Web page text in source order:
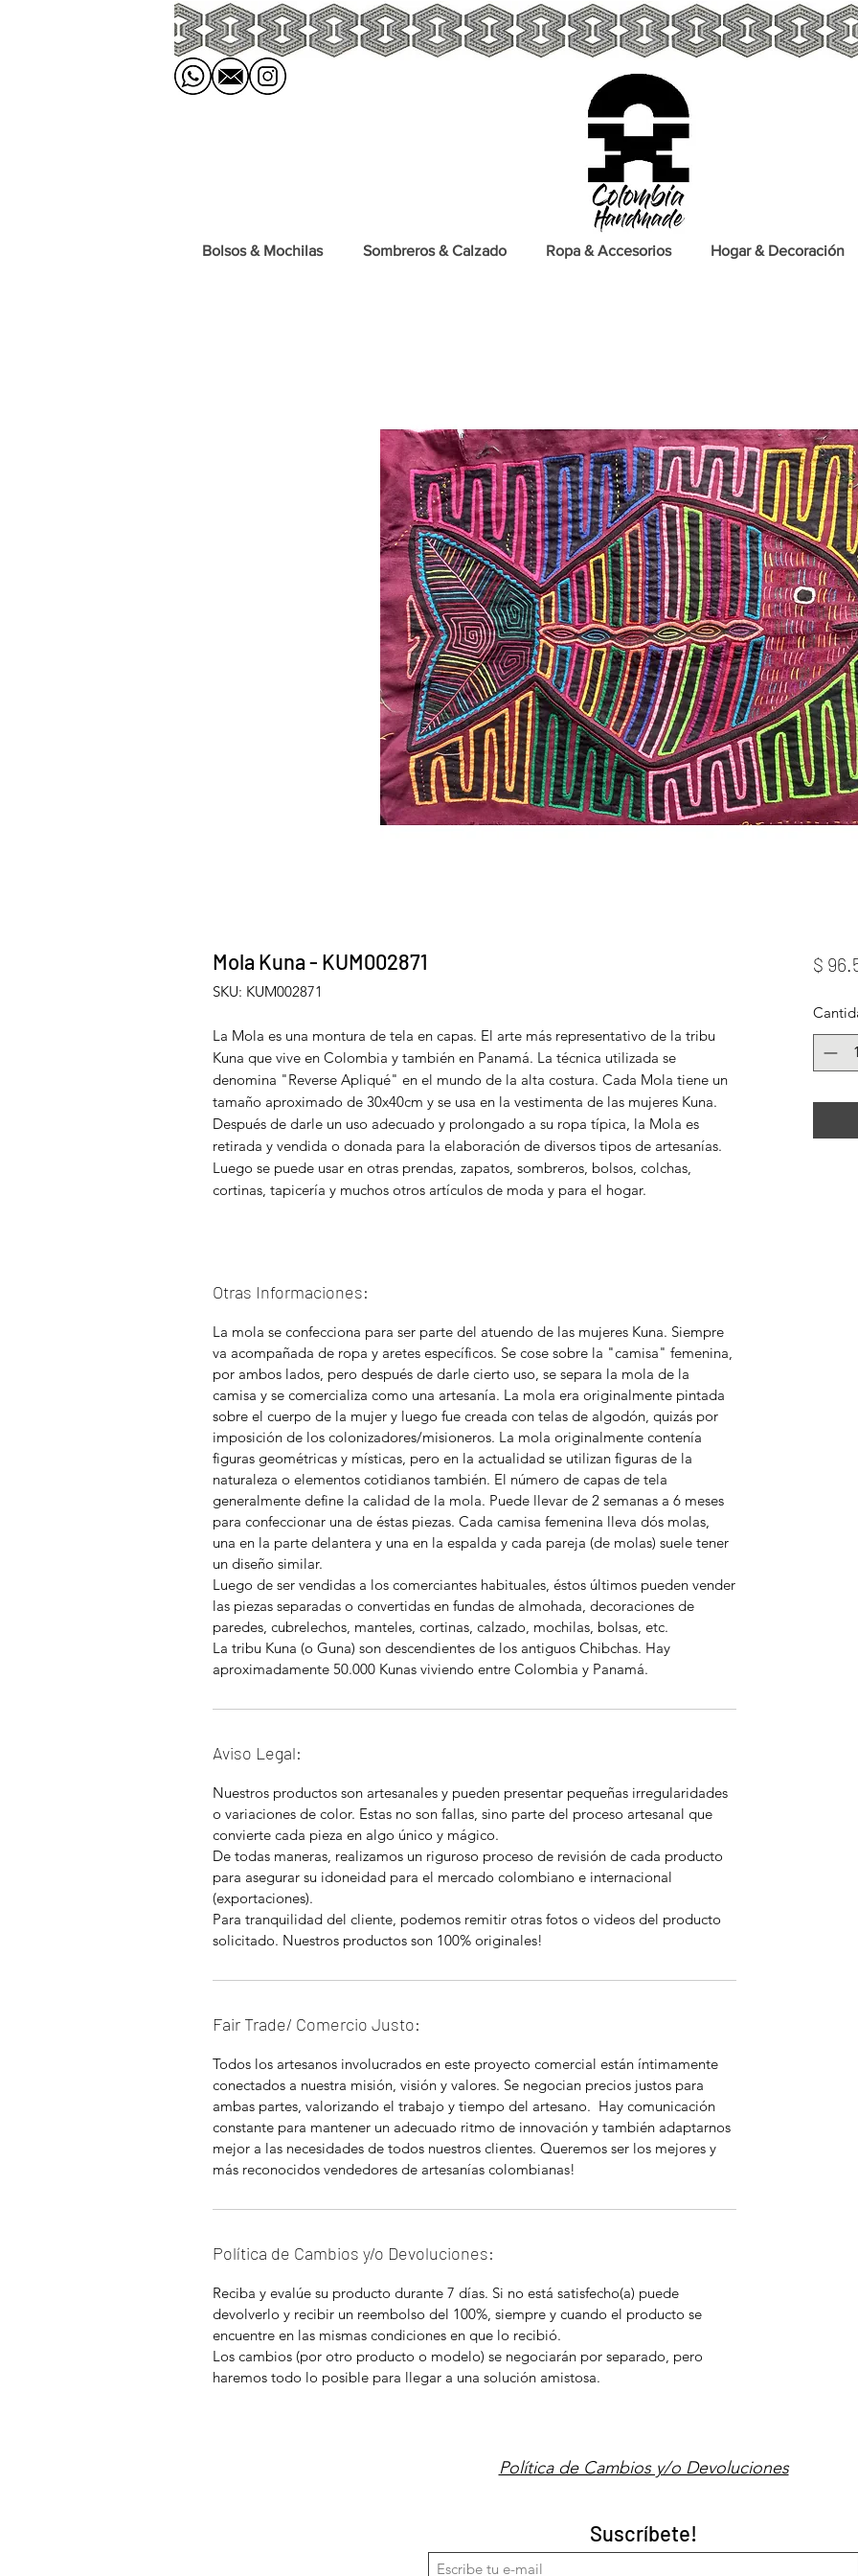
Bolsos & Mochilas Sombreros & Calzado Ropa & Accesorios Hogar & Decoración
Mola Kuna - KUM002871
SKU: KUM002871
La Mola es una montura de tela en capas. El arte más representativo de la tribu
Kuna que vive en Colombia y también en Panamá. La técnica utilizada se
denomina "Reverse Apliqué" en el mundo de la alta costura. Cada Mola tiene un
tamaño aproximado de 30x40cm y se usa en la vestimenta de las mujeres Kuna.
Después de darle un uso adecuado y prolongado a su ropa típica, la Mola es
retirada y vendida o donada para la elaboración de diversos tipos de artesanías.
Luego se puede usar en otras prendas, zapatos, sombreros, bolsos, colchas,
cortinas, tapicería y muchos otros artículos de moda y para el hogar.
Otras Informaciones:
La mola se confecciona para ser parte del atuendo de las mujeres Kuna. Siempre
va acompañada de ropa y aretes específicos. Se cose sobre la "camisa" femenina,
por ambos lados, pero después de darle cierto uso, se separa la mola de la
camisa y se comercializa como una artesanía. La mola era originalmente pintada
sobre el cuerpo de la mujer y luego fue creada con telas de algodón, quizás por
imposición de los colonizadores/misioneros. La mola originalmente contenía
figuras geométricas y místicas, pero en la actualidad se utilizan figuras de la
naturaleza o elementos cotidianos también. El número de capas de tela
generalmente define la calidad de la mola. Puede llevar de 2 semanas a 6 meses
para confeccionar una de éstas piezas. Cada camisa femenina lleva dós molas,
una en la parte delantera y una en la espalda y cada pareja (de molas) suele tener
un diseño similar.
Luego de ser vendidas a los comerciantes habituales, éstos últimos pueden vender
las piezas separadas o convertidas en fundas de almohada, decoraciones de
paredes, cubrelechos, manteles, cortinas, calzado, mochilas, bolsas, etc.
La tribu Kuna (o Guna) son descendientes de los antiguos Chibchas. Hay
aproximadamente 50.000 Kunas viviendo entre Colombia y Panamá.
Aviso Legal:
Nuestros productos son artesanales y pueden presentar pequeñas irregularidades
o variaciones de color. Estas no son fallas, sino parte del proceso artesanal que
convierte cada pieza en algo único y mágico.
De todas maneras, realizamos un riguroso proceso de revisión de cada producto
para asegurar su idoneidad para el mercado colombiano e internacional
(exportaciones).
Para tranquilidad del cliente, podemos remitir otras fotos o videos del producto
solicitado. Nuestros productos son 100% originales!
Fair Trade/ Comercio Justo:
Todos los artesanos involucrados en este proyecto comercial están íntimamente
conectados a nuestra misión, visión y valores. Se negocian precios justos para
ambas partes, valorizando el trabajo y tiempo del artesano. Hay comunicación
constante para mantener un adecuado ritmo de innovación y también adaptarnos
mejor a las necesidades de todos nuestros clientes. Queremos ser los mejores y
más reconocidos vendedores de artesanías colombianas!
Política de Cambios y/o Devoluciones:
Reciba y evalúe su producto durante 7 días. Si no está satisfecho(a) puede
devolverlo y recibir un reembolso del 100%, siempre y cuando el producto se
encuentre en las mismas condiciones en que lo recibió.
Los cambios (por otro producto o modelo) se negociarán por separado, pero
haremos todo lo posible para llegar a una solución amistosa.
$
Política de Cambios y/o Devoluciones
Suscríbete!